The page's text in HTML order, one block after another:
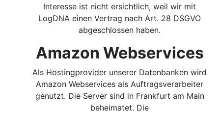
Interesse ist nicht ersichtlich, weil wir mit
LogDNA einen Vertrag nach Art. 28 DSGVO
abgeschlossen haben.
Amazon Webservices
Als Hostingprovider unserer Datenbanken wird
Amazon Webservices als Auftragsverarbeiter
genutzt. Die Server sind in Frankfurt am Main
beheimatet. Die